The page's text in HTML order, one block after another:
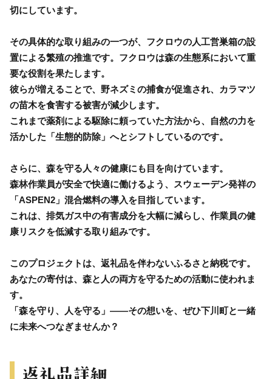
切にしています。
その具体的な取り組みの一つが、フクロウの人工営巣箱の設
置による繁殖の推進です。フクロウは森の生態系において重
要な役割を果たします。
彼らが増えることで、野ネズミの捕食が促進され、カラマツ
の苗木を食害する被害が減少します。
これまで薬剤による駆除に頼っていた方法から、自然の力を
活かした「生態的防除」へとシフトしているのです。
さらに、森を守る人々の健康にも目を向けています。
森林作業員が安全で快適に働けるよう、スウェーデン発祥の
「ASPEN2」混合燃料の導入を目指しています。
これは、排気ガス中の有害成分を大幅に減らし、作業員の健
康リスクを低減する取り組みです。
このプロジェクトは、返礼品を伴わないふるさと納税です。
あなたの寄付は、森と人の両方を守るための活動に使われま
す。
「森を守り、人を守る」――その想いを、ぜひ下川町と一緒
に未来へつなぎませんか？